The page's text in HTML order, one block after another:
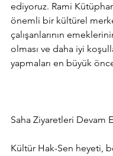
ediyoruz. Rami
önemli bir kültürel
çalışanlarının
olması ve daha iyi
yapmaları en büyük
Saha Ziyaretleri Devam
Kültür Hak-Sen heyeti,